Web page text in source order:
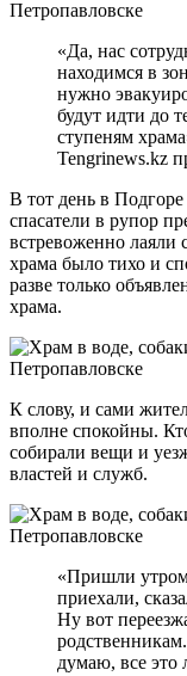
«Да, нас
находимся в
нужно
будут идти до
ступеням
Tengrinews.kz
В тот день в
спасатели в рупор
встревоженно лаяли
храма было тихо и
разве только
храма.
К слову, и сами
вполне спокойны.
собирали вещи и
властей и служб.
«Пришли
приехали,
Ну вот
думаю, все это